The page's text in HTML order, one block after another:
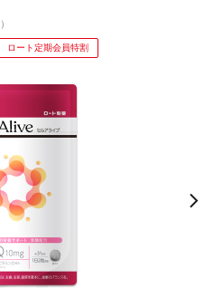
美容サプリメント
洗顔
）
ロート定期会員特割